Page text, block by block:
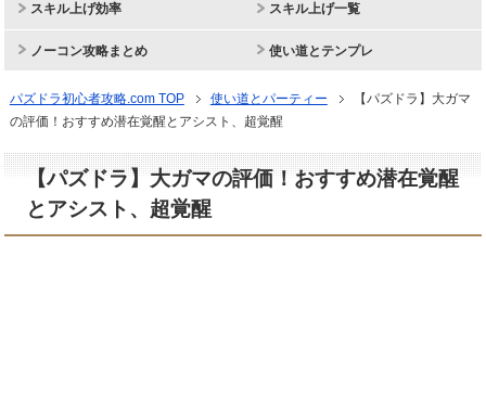
スキル上げ効率 スキル上げ一覧
ノーコン攻略まとめ 使い道とテンプレ
パズドラ初心者攻略.com TOP 使い道とパーティー
【パズドラ】大ガマ
の評価！おすすめ潜在覚醒とアシスト、超覚醒
【パズドラ】大ガマの評価！おすすめ潜在覚醒
とアシスト、超覚醒